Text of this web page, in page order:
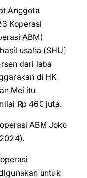
Anggota
Koperasi
ABM)
usaha (SHU)
dari laba
di HK
Mei itu
Rp 460 juta.
ABM Joko
untuk